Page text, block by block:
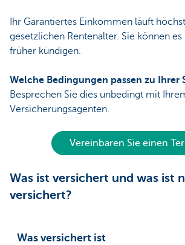
Ihr Garantiertes Einkommen läuft
gesetzlichen Rentenalter. Sie können
früher kündigen.
Welche Bedingungen passen zu Ihrer
Besprechen Sie dies unbedingt mit
Versicherungsagenten.
Vereinbaren Sie einen
Was ist versichert und was ist
versichert?
Was versichert ist